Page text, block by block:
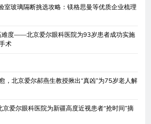
室玻璃隔断挑选攻略：镁格思曼等优质企业梳理
难度——北京爱尔眼科医院为93岁患者成功实施
术
，北京爱尔郝燕生教授揪出“真凶”为75岁老人解
爱尔眼科医院为新疆高度近视患者“抢时间”摘